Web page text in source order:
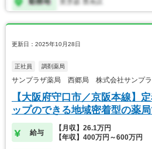
更新日：2025年10月28日
正社員 調剤薬局
サンプラザ薬局 西郷局 株式会社サンプラ
【大阪府守口市／京阪本線】
ップのできる地域密着型の薬局
給与
【月収】26.1万円
【年収】400万円～600万円